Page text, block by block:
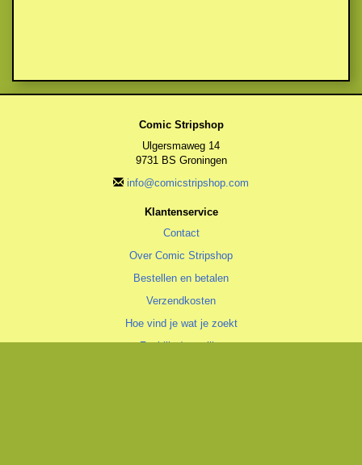
Comic Stripshop
Ulgersmaweg 14
9731 BS Groningen
info@comicstripshop.com
Klantenservice
Contact
Over Comic Stripshop
Bestellen en betalen
Verzendkosten
Hoe vind je wat je zoekt
Zoeklijst/wenslijst